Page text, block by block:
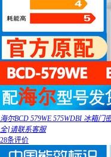
海尔BCD 579WE 575WDBI 冰箱
全]请联系客服
28条评价